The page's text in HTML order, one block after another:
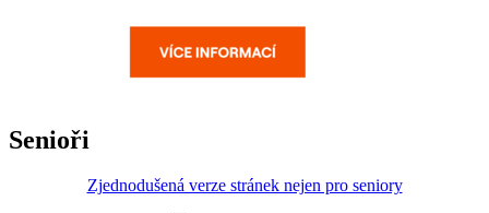
Senioři
Zjednodušená verze stránek nejen pro seniory